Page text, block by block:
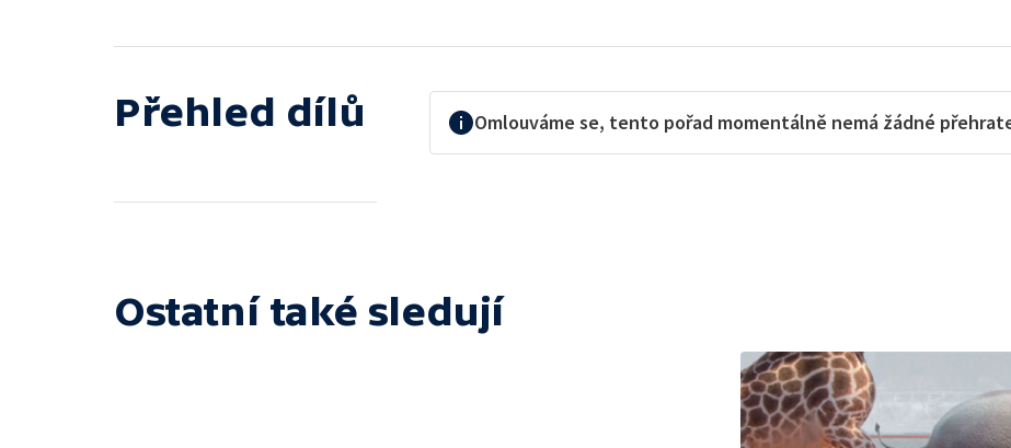
Přehled dílů Omlouváme se, tento pořad momentálně nemá žádné
Ostatní také sledují